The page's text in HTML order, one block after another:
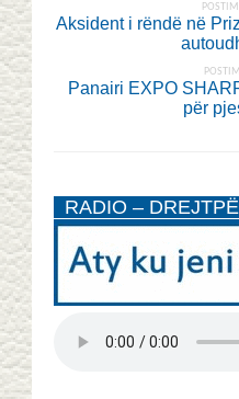
Aksident i rëndë në
Panairi EXPO
për
RADIO –